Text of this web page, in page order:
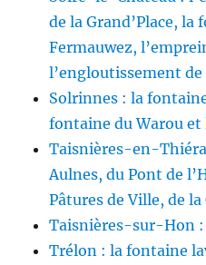
de la Grand’Place, la
Fermauwez,
l’engloutissement
Solrinnes : la
fontaine du Warou
Taisnières-en-
Aulnes, du Pont de
Pâtures de Ville, de
Taisnières-sur-Hon :
Trélon : la fontaine